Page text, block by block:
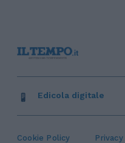
Cookie Policy
Edicola digitale